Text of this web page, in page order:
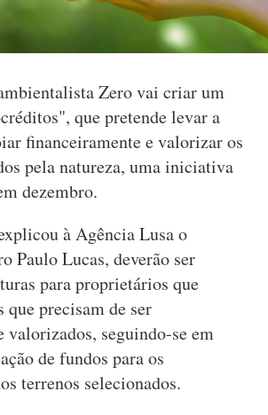
Zero vai criar um
que pretende levar a
financeiramente e valorizar os
pela natureza, uma iniciativa
dezembro.
à Agência Lusa o
Paulo Lucas, deverão ser
para proprietários que
que precisam de ser
valorizados, seguindo-se em
de fundos para os
terrenos selecionados.